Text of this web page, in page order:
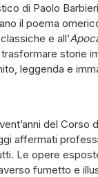
di Paolo
il poema
e all’
storie
leggenda e
del Corso
affermati
Le opere
fumetto e